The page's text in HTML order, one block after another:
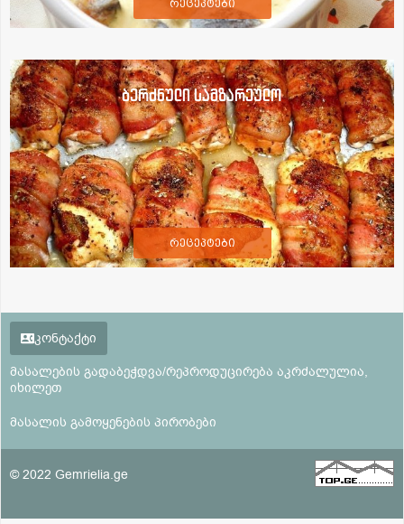
რეცეპტები
ბერძნული სამზარეულო
რეცეპტები
კონტაქტი
მასალების გადაბეჭდვა/რეპროდუცირება აკრძალულია,
იხილეთ
მასალის გამოყენების პირობები
© 2022 Gemrielia.ge